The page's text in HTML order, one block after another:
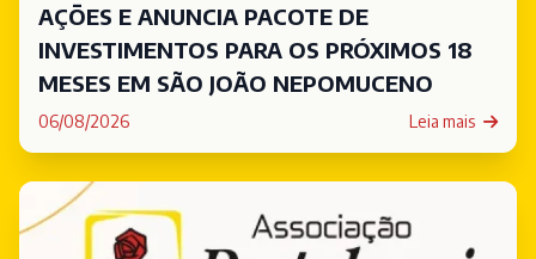
AÇÕES E ANUNCIA PACOTE DE
INVESTIMENTOS PARA OS PRÓXIMOS 18
MESES EM SÃO JOÃO NEPOMUCENO
06/08/2026 Leia mais